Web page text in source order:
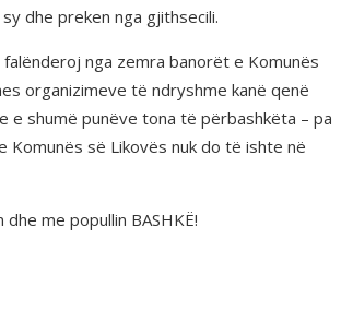
dhe preken nga gjithsecili.
nga zemra banorët e Komunës
organizimeve të ndryshme kanë qenë
e shumë punëve tona të përbashkëta – pa
Komunës së Likovës nuk do të ishte në
me popullin BASHKË!